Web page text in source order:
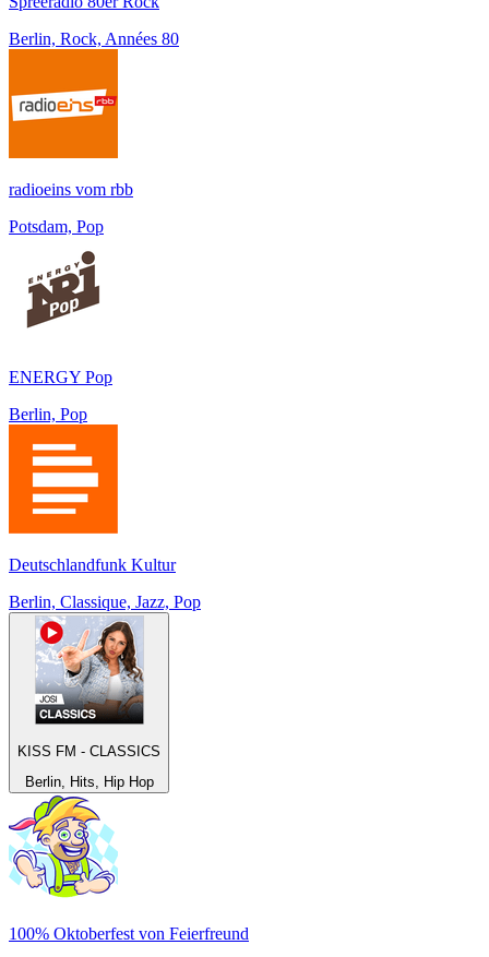
Berlin, Rock, Années 80
radioeins vom rbb
Potsdam, Pop
ENERGY Pop
Berlin, Pop
Deutschlandfunk Kultur
Berlin, Classique, Jazz, Pop
KISS FM - CLASSICS
Berlin, Hits, Hip Hop
100% Oktoberfest von Feierfreund